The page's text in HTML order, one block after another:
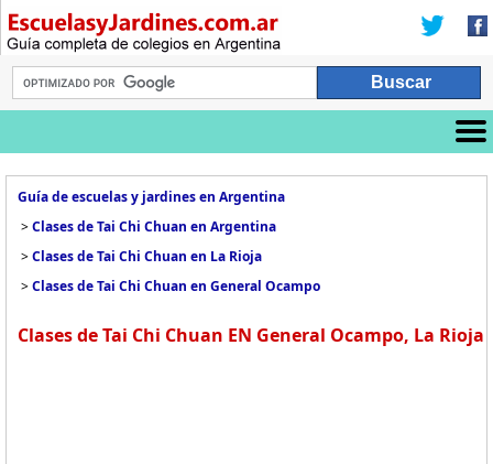
Guía de escuelas y jardines en Argentina
>Clases de Tai Chi Chuan en Argentina
>Clases de Tai Chi Chuan en La Rioja
>Clases de Tai Chi Chuan en General Ocampo
Clases de Tai Chi Chuan EN General Ocampo, La Rioja